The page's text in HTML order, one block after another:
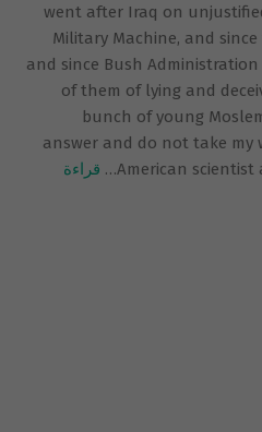
went after Iraq on
Military Machine, and
and since Bush
of them of lying and
bunch of young
answer and do not take
American
… قراءة